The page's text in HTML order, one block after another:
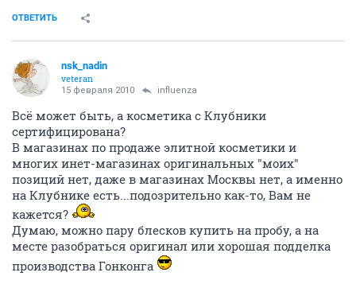
ОТВЕТИТЬ
nsk_nadin
veteran
15 февраля 2010 influenza
Всё может быть, а косметика с Клубники
сертифицирована?
В магазинах по продаже элитной косметики и
многих инет-магазинах оригинальных "моих"
позиций нет, даже в магазинах Москвы нет, а именно
на Клубнике есть...подозрительно как-то, Вам не
кажется?
Думаю, можно пару блесков купить на пробу, а на
месте разобраться оригинал или хорошая подделка
производства Гонконга